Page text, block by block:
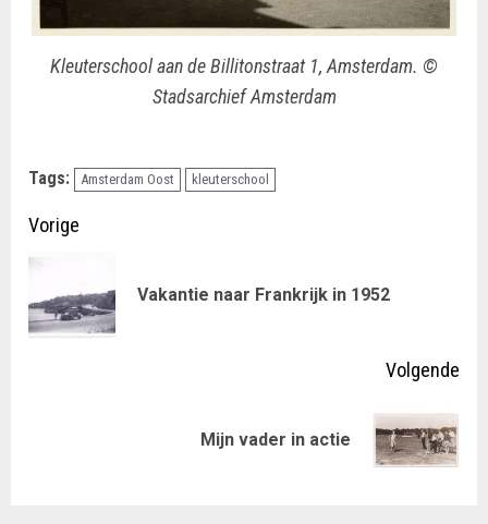
Kleuterschool aan de Billitonstraat 1, Amsterdam. ©
Stadsarchief Amsterdam
Tags: Amsterdam Oost kleuterschool
Doorgaan
met
lezen
Vorige
Vakantie naar Frankrijk in 1952
Volgende
Mijn vader in actie